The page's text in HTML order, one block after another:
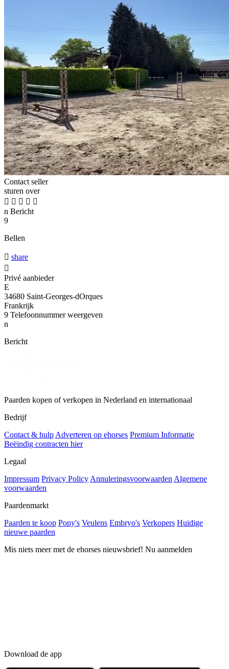
Contact seller
sturen over
    
n Bericht
9
Bellen
 share

Privé aanbieder
E
34680 Saint-Georges-dOrques
Frankrijk
9 Telefoonnummer weergeven
n
Bericht
Paarden kopen of verkopen in Nederland en internationaal
Bedrijf
Contact & hulpAdverteren op ehorses Premium Informatie
Beëindig contracten hier
Legaal
Impressum Privacy PolicyAnnuleringsvoorwaardenAlgemene
voorwaarden
Paardenmarkt
Paarden te koop Pony's Veulens Embryo's Verkopers Huidige
nieuwe paarden
Mis niets meer met de ehorses nieuwsbrief! Nu aanmelden
Download de app